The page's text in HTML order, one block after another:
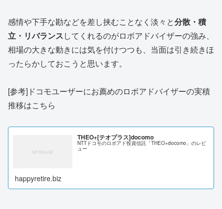
感情や下手な勘などを差し挟むことなく淡々と分散・積
立・リバランスしてくれるのがロボアドバイザーの強み、
相場の大きな動きには気を付けつつも、当面は引き続きほ
ったらかしておこうと思います。
[参考]ドコモユーザーにお薦めのロボアドバイザーの実積
推移はこちら
THEO+[テオプラス]docomo
NTTドコモのロボアド投資信託「THEO+docomo」のレビ
ュー
happyretire.biz